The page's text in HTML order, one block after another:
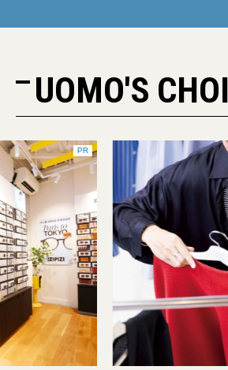
UOMO'S
PR